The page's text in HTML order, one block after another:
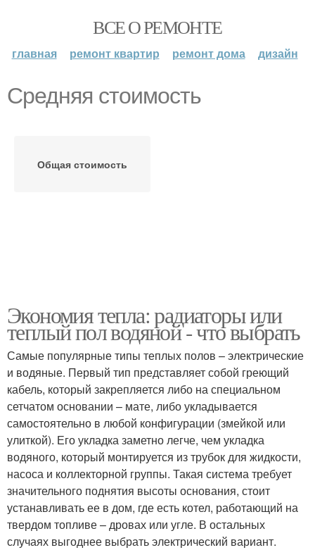
ВСЕ О РЕМОНТЕ
главная ремонт квартир ремонт дома дизайн
Средняя стоимость
Общая стоимость
Экономия тепла: радиаторы или
теплый пол водяной - что выбрать
Самые популярные типы теплых полов – электрические
и водяные. Первый тип представляет собой греющий
кабель, который закрепляется либо на специальном
сетчатом основании – мате, либо укладывается
самостоятельно в любой конфигурации (змейкой или
улиткой). Его укладка заметно легче, чем укладка
водяного, который монтируется из трубок для жидкости,
насоса и коллекторной группы. Такая система требует
значительного поднятия высоты основания, стоит
устанавливать ее в дом, где есть котел, работающий на
твердом топливе – дровах или угле. В остальных
случаях выгоднее выбрать электрический вариант.